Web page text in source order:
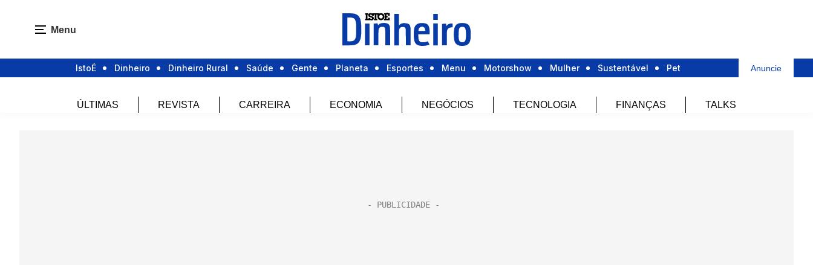
Menu
IstoÉ Dinheiro Dinheiro Rural Saúde Gente Planeta Esportes Menu Motorshow Mulher Sustentável Pet Anuncie
ÚLTIMAS REVISTA CARREIRA ECONOMIA NEGÓCIOS TECNOLOGIA FINANÇAS TALKS